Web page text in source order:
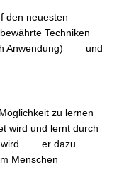
den neuesten
Techniken
Anwendung) und
zu lernen
wird und lernt durch
wird er dazu
Menschen